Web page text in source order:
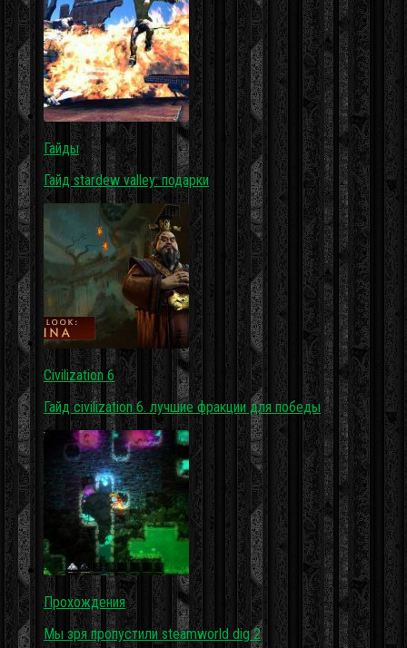
Гайды
Гайд stardew valley: подарки
Civilization 6
Гайд civilization 6. лучшие фракции для победы
Прохождения
Мы зря пропустили steamworld dig 2